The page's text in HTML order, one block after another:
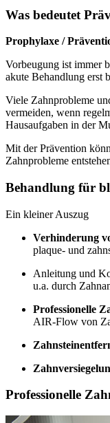
Was bedeutet
Prophylaxe /
Vorbeugung ist immer
akute Behandlung erst
Viele Zahnprobleme
vermeiden, wenn
Hausaufgaben in der
Mit der Prävention
Zahnprobleme
Behandlung für
Ein kleiner Auszug
Verhinderung
plaque- und
Anleitung und
u.a. durch
Professionelle
AIR-Flow von
Professionelle